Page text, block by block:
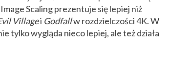
Scaling prezentuje się lepiej niż
Villagei Godfallw rozdzielczości 4K. W
tylko wygląda nieco lepiej, ale też działa